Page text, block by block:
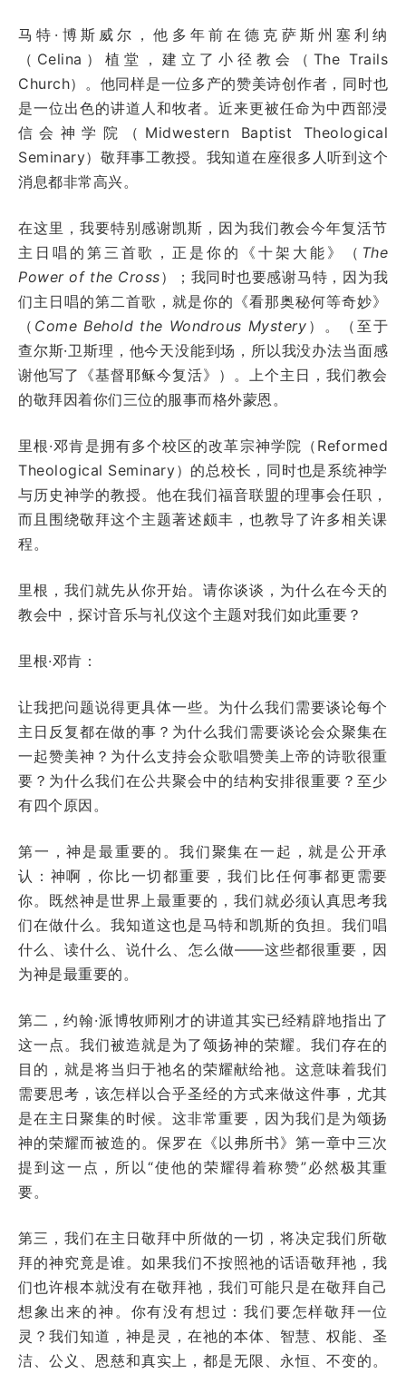
马特·博斯威尔，他多年前在德克萨斯州塞利纳
（Celina）植堂，建立了小径教会（The Trails
Church）。他同样是一位多产的赞美诗创作者，同时也
是一位出色的讲道人和牧者。近来更被任命为中西部浸
信会神学院（Midwestern Baptist Theological
Seminary）敬拜事工教授。我知道在座很多人听到这个
消息都非常高兴。
在这里，我要特别感谢凯斯，因为我们教会今年复活节
主日唱的第三首歌，正是你的《十架大能》（ The
Power of the Cross）；我同时也要感谢马特，因为我
们主日唱的第二首歌，就是你的《看那奥秘何等奇妙》
（ Come Behold the Wondrous Mystery ）。（至于
查尔斯·卫斯理，他今天没能到场，所以我没办法当面感
谢他写了《基督耶稣今复活》）。上个主日，我们教会
的敬拜因着你们三位的服事而格外蒙恩。
里根·邓肯是拥有多个校区的改革宗神学院（Reformed
Theological Seminary）的总校长，同时也是系统神学
与历史神学的教授。他在我们福音联盟的理事会任职，
而且围绕敬拜这个主题著述颇丰，也教导了许多相关课
程。
里根，我们就先从你开始。请你谈谈，为什么在今天的
教会中，探讨音乐与礼仪这个主题对我们如此重要？
里根·邓肯：
让我把问题说得更具体一些。为什么我们需要谈论每个
主日反复都在做的事？为什么我们需要谈论会众聚集在
一起赞美神？为什么支持会众歌唱赞美上帝的诗歌很重
要？为什么我们在公共聚会中的结构安排很重要？至少
有四个原因。
第一，神是最重要的。我们聚集在一起，就是公开承
认：神啊，你比一切都重要，我们比任何事都更需要
你。既然神是世界上最重要的，我们就必须认真思考我
们在做什么。我知道这也是马特和凯斯的负担。我们唱
什么、读什么、说什么、怎么做——这些都很重要，因
为神是最重要的。
第二，约翰·派博牧师刚才的讲道其实已经精辟地指出了
这一点。我们被造就是为了颂扬神的荣耀。我们存在的
目的，就是将当归于祂名的荣耀献给祂。这意味着我们
需要思考，该怎样以合乎圣经的方式来做这件事，尤其
是在主日聚集的时候。这非常重要，因为我们是为颂扬
神的荣耀而被造的。保罗在《以弗所书》第一章中三次
提到这一点，所以“使他的荣耀得着称赞”必然极其重
要。
第三，我们在主日敬拜中所做的一切，将决定我们所敬
拜的神究竟是谁。如果我们不按照祂的话语敬拜祂，我
们也许根本就没有在敬拜祂，我们可能只是在敬拜自己
想象出来的神。你有没有想过：我们要怎样敬拜一位
灵？我们知道，神是灵，在祂的本体、智慧、权能、圣
洁、公义、恩慈和真实上，都是无限、永恒、不变的。